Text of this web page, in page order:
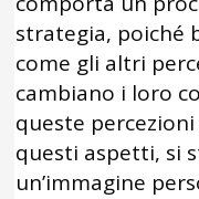
strategia, poiché
come gli altri
cambiano i loro
queste
questi aspetti, si
un’immagine